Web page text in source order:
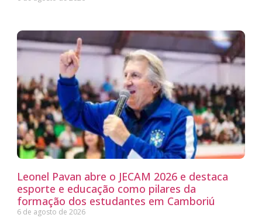
Leonel Pavan abre o JECAM 2026 e destaca
esporte e educação como pilares da
formação dos estudantes em Camboriú
6 de agosto de 2026